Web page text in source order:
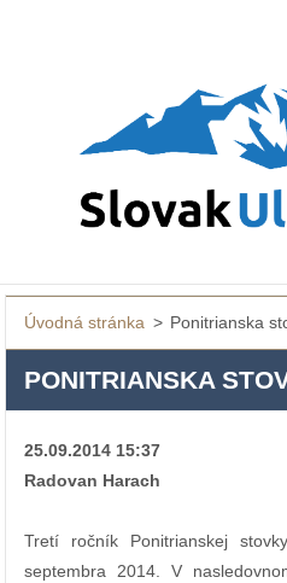
Úvodná stránka > Ponitrianska
PONITRIANSKA
25.09.2014 15:37
Radovan Harach
Tretí ročník Ponitrianskej
septembra 2014. V